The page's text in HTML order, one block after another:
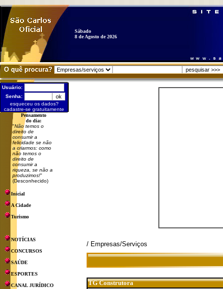
Sábado
8 de Agosto de 2026
O quê procura?
Usuário:
Senha:
esqueceu os dados?
cadastre-se gratuitamente
Pensamento
do dia:
"Não temos o
direito de
consumir a
felicidade se não
a criarmos: como
não temos o
direito de
consumir a
riqueza, se não a
produzimos!"
(Desconhecido)
Inicial
A Cidade
Turismo
NOTÍCIAS
CONCURSOS
SAÚDE
ESPORTES
CANAL JURÍDICO
/ Empresas/Serviços
TG Construtora